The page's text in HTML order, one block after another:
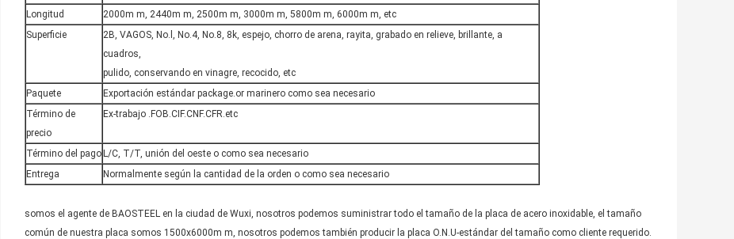
Longitud
2000m m, 2440m m, 2500m m, 3000m m, 5800m m, 6000m m, etc
Superficie
2B, VAGOS, No.l, No.4, No.8, 8k, espejo, chorro de arena, rayita, grabado en relieve, brillante, a
cuadros,
pulido, conservando en vinagre, recocido, etc
Paquete
Exportación estándar package.or marinero como sea necesario
Término de
precio
Ex-trabajo .FOB.CIF.CNF.CFR.etc
Término del pagoL/C, T/T, unión del oeste o como sea necesario
Entrega
Normalmente según la cantidad de la orden o como sea necesario
somos el agente de BAOSTEEL en la ciudad de Wuxi, nosotros podemos suministrar todo el tamaño de la placa de acero inoxidable, el tamaño
común de nuestra placa somos 1500x6000m m, nosotros podemos también producir la placa O.N.U-estándar del tamaño como cliente requerido.